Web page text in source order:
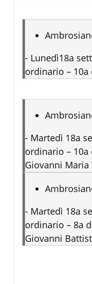
- Lunedì18a
ordinario – 10a
- Martedì 18a
ordinario – 10a
Giovanni Maria
- Martedì 18a
ordinario – 8a
Giovanni